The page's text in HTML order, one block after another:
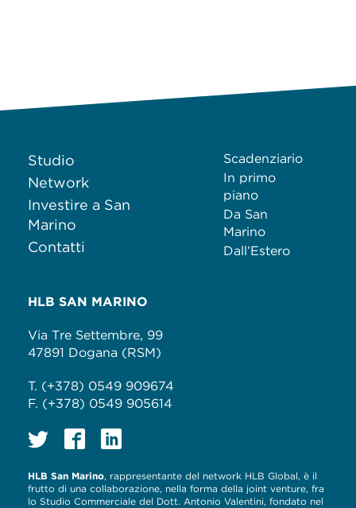
Studio
Network
Investire a San
Marino
Contatti
Scadenziario
In primo
piano
Da San
Marino
Dall’Estero
HLB SAN MARINO
Via Tre Settembre, 99
47891 Dogana (RSM)
T. (+378) 0549 909674
F. (+378) 0549 905614
HLB San Marino, rappresentante del network HLB Global, è il
frutto di una collaborazione, nella forma della joint venture, fra
lo Studio Commerciale del Dott. Antonio Valentini, fondato nel